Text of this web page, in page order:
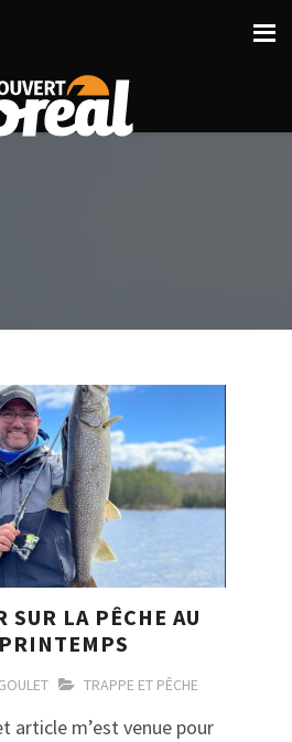
SUR LA PÊCHE AU
TRAPPE ET PÊCHE
article m’est venue pour